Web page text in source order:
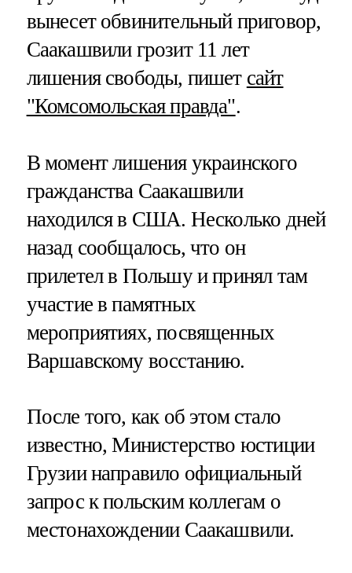
вынесет обвинительный приговор,
Саакашвили грозит 11 лет
лишения свободы, пишет сайт
"Комсомольская правда".
В момент лишения украинского
гражданства Саакашвили
находился в США. Несколько дней
назад сообщалось, что он
прилетел в Польшу и принял там
участие в памятных
мероприятиях, посвященных
Варшавскому восстанию.
После того, как об этом стало
известно, Министерство юстиции
Грузии направило официальный
запрос к польским коллегам о
местонахождении Саакашвили.